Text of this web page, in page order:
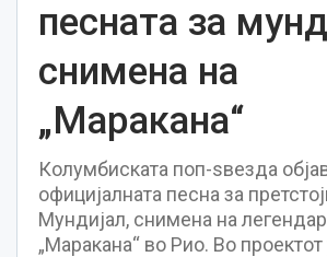
песната за
снимена на
„Маракана“
Колумбиската поп-ѕвезда
официјалната песна за
Мундијал, снимена на
„Маракана“ во Рио. Во